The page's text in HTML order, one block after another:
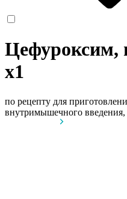
Цефуроксим,
x1
по рецепту для
внутримышечного введения,